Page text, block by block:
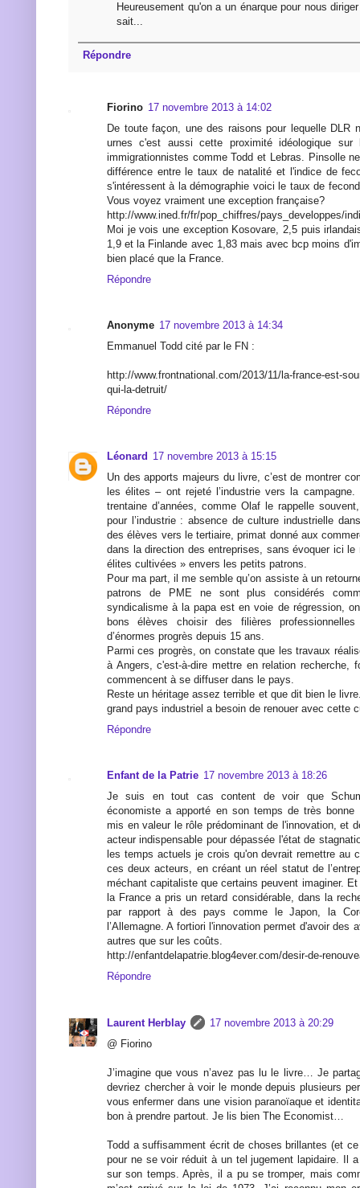
Heureusement qu'on a un énarque pour nous
sait...
Répondre
Fiorino 17 novembre 2013 à 14:02
De toute façon, une des raisons pour lequelle DLR
urnes c'est aussi cette proximité idéologique sur
immigrationnistes comme Todd et Lebras. Pinsolle
différence entre le taux de natalité et l'indice de
s'intéressent à la démographie voici le taux de
Vous voyez vraiment une exception française?
http://www.ined.fr/fr/pop_chiffres/pays_developpes/
Moi je vois une exception Kosovare, 2,5 puis
1,9 et la Finlande avec 1,83 mais avec bcp moins
bien placé que la France.
Répondre
Anonyme 17 novembre 2013 à 14:34
Emmanuel Todd cité par le FN :
http://www.frontnational.com/2013/11/la-france-est-
qui-la-detruit/
Répondre
Léonard 17 novembre 2013 à 15:15
Un des apports majeurs du livre, c’est de montrer
les élites – ont rejeté l’industrie vers la
trentaine d’années, comme Olaf le rappelle
pour l’industrie : absence de culture industrielle
des élèves vers le tertiaire, primat donné aux
dans la direction des entreprises, sans évoquer ici
élites cultivées » envers les petits patrons.
Pour ma part, il me semble qu’on assiste à un
patrons de PME ne sont plus considérés
syndicalisme à la papa est en voie de régression,
bons élèves choisir des filières
d’énormes progrès depuis 15 ans.
Parmi ces progrès, on constate que les travaux
à Angers, c'est-à-dire mettre en relation recherche,
commencent à se diffuser dans le pays.
Reste un héritage assez terrible et que dit bien le
grand pays industriel a besoin de renouer avec cette
Répondre
Enfant de la Patrie 17 novembre 2013 à 18:26
Je suis en tout cas content de voir que
économiste a apporté en son temps de très bonne
mis en valeur le rôle prédominant de l'innovation, et
acteur indispensable pour dépassée l'état de
les temps actuels je crois qu'on devrait remettre au
ces deux acteurs, en créant un réel statut de
méchant capitaliste que certains peuvent imaginer.
la France a pris un retard considérable, dans la
par rapport à des pays comme le Japon, la
l’Allemagne. A fortiori l'innovation permet d'avoir des
autres que sur les coûts.
http://enfantdelapatrie.blog4ever.com/desir-de-
Répondre
Laurent Herblay
17 novembre 2013 à 20:29
@ Fiorino
J’imagine que vous n’avez pas lu le livre… Je
devriez chercher à voir le monde depuis plusieurs
vous enfermer dans une vision paranoïaque et
bon à prendre partout. Je lis bien The Economist…
Todd a suffisamment écrit de choses brillantes (et
pour ne se voir réduit à un tel jugement lapidaire. Il
sur son temps. Après, il a pu se tromper, mais